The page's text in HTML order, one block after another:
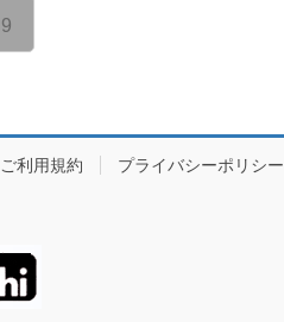
9
ご利用規約 プライバシーポリシー